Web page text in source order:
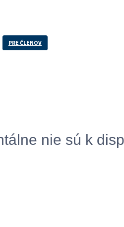
PRE ČLENOV
nie sú k